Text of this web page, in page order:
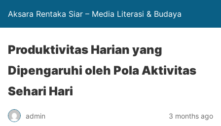
Aksara Rentaka Siar – Media Literasi & Budaya
Produktivitas Harian yang
Dipengaruhi oleh Pola Aktivitas
Sehari Hari
admin 3 months ago